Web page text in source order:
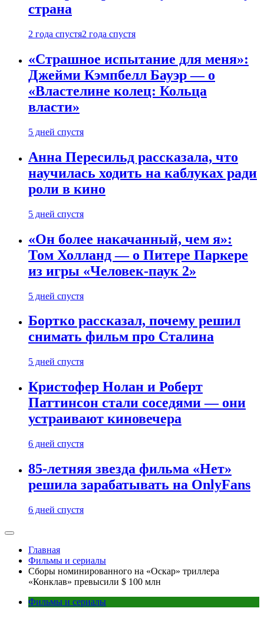
страна
2 года спустя2 года спустя
«Страшное испытание для меня»:
Джейми Кэмпбелл Бауэр — о
«Властелине колец: Кольца
власти»
5 дней спустя
Анна Пересильд рассказала, что
научилась ходить на каблуках ради
роли в кино
5 дней спустя
«Он более накачанный, чем я»:
Том Холланд — о Питере Паркере
из игры «Человек-паук 2»
5 дней спустя
Бортко рассказал, почему решил
снимать фильм про Сталина
5 дней спустя
Кристофер Нолан и Роберт
Паттинсон стали соседями — они
устраивают киновечера
6 дней спустя
85-летняя звезда фильма «Нет»
решила зарабатывать на OnlyFans
6 дней спустя
Главная
Фильмы и сериалы
Сборы номинированного на «Оскар» триллера
«Конклав» превысили $ 100 млн
Фильмы и сериалы